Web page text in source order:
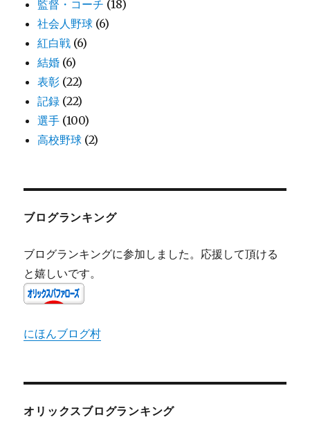
監督・コーチ (18)
社会人野球 (6)
紅白戦 (6)
結婚 (6)
表彰 (22)
記録 (22)
選手 (100)
高校野球 (2)
ブログランキング
ブログランキングに参加しました。応援して頂ける
と嬉しいです。
にほんブログ村
オリックスブログランキング